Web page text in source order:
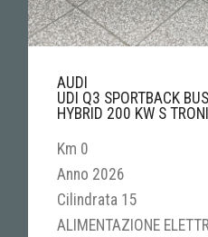
AUDI
UDI Q3 SPORTBACK
HYBRID 200 KW S
Km 0
Anno 2026
Cilindrata 15
ALIMENTAZIONE